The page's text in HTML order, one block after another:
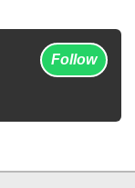
Follow